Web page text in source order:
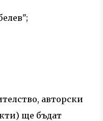
авторски
ще бъдат